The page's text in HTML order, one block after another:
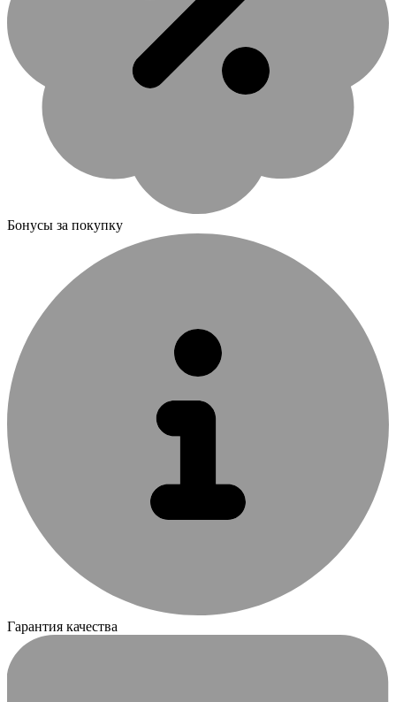
Бонусы за покупку
Гарантия качества